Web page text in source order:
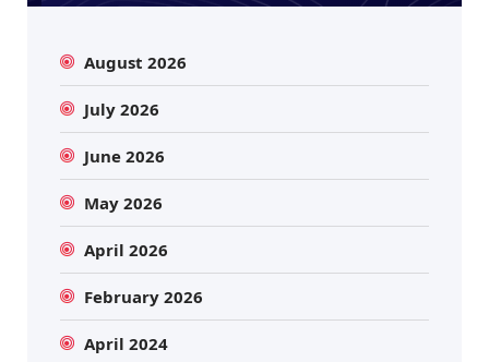
August 2026
July 2026
June 2026
May 2026
April 2026
February 2026
April 2024